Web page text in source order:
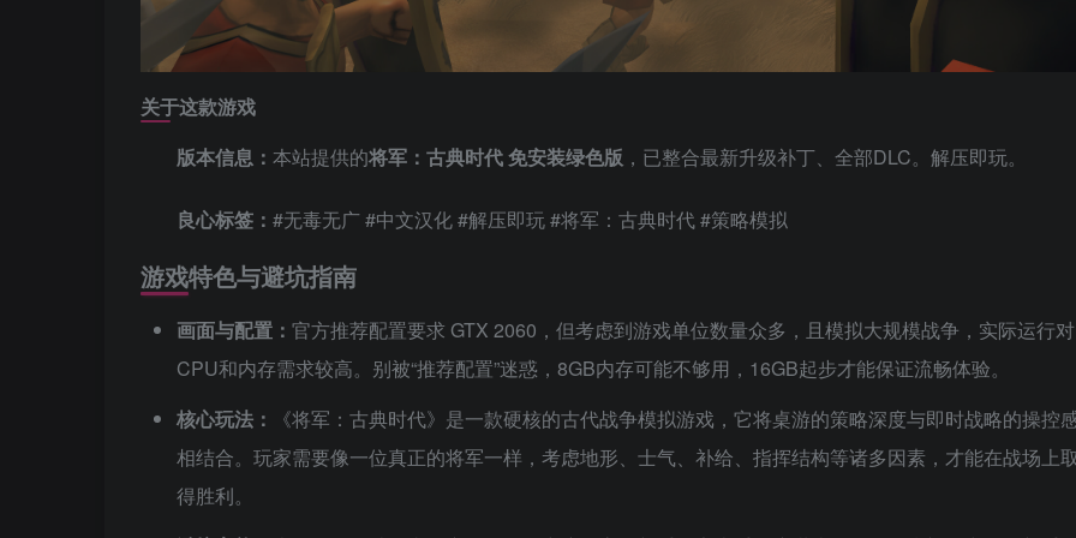
关于这款游戏
版本信息： 本站提供的将军：古典时代 免安装绿色版 ，已整合最新升级补丁、全部DLC。解压即玩。
良心标签： #无毒无广 #中文汉化 #解压即玩 #将军：古典时代 #策略模拟
游戏特色与避坑指南
画面与配置： 官方推荐配置要求 GTX 2060，但考虑到游戏单位数量众多，且模拟大规模战争，实际运行对
CPU和内存需求较高。别被“推荐配置”迷惑，8GB内存可能不够用，16GB起步才能保证流畅体验。
核心玩法：
《将军：古典时代》是一款硬核的古代战争模拟游戏，它将桌游的策略深度与即时战略的操控
相结合。玩家需要像一位真正的将军一样，考虑地形、士气、补给、指挥结构等诸多因素，才能在战场上
得胜利。